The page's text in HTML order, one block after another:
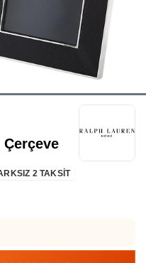
2 TAKSİT